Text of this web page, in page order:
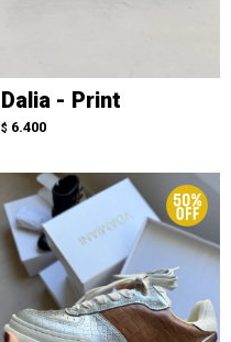
Dalia - Print
$ 6.400